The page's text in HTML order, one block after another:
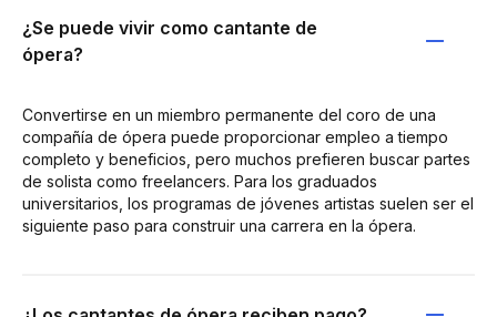
¿Se puede vivir como cantante de
ópera?
Convertirse en un miembro permanente del coro de una
compañía de ópera puede proporcionar empleo a tiempo
completo y beneficios, pero muchos prefieren buscar partes
de solista como freelancers. Para los graduados
universitarios, los programas de jóvenes artistas suelen ser el
siguiente paso para construir una carrera en la ópera.